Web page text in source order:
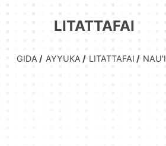
LITATTAFAI
GIDA AYYUKA LITATTAFAI NAU'I